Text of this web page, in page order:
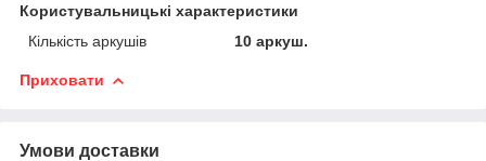
Користувальницькі характеристики
Кількість аркушів
10 аркуш.
Приховати
Умови доставки